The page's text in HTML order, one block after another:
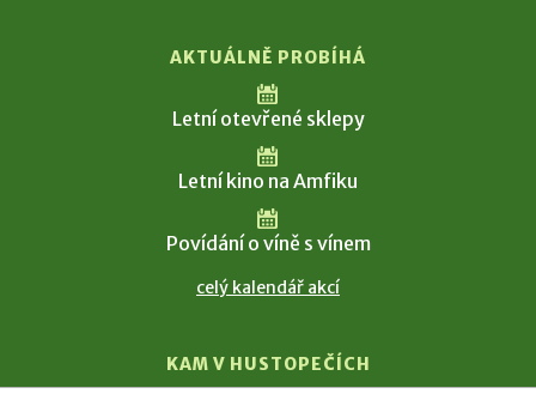
AKTUÁLNĚ PROBÍHÁ
Letní otevřené sklepy
Letní kino na Amfiku
Povídání o víně s vínem
celý kalendář akcí
KAM V HUSTOPEČÍCH